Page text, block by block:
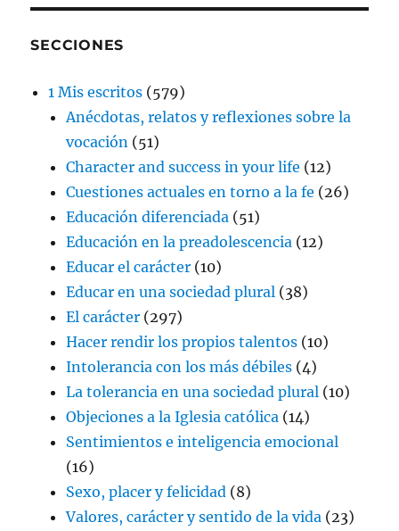
SECCIONES
1 Mis escritos (579)
Anécdotas, relatos y reflexiones sobre la
vocación (51)
Character and success in your life (12)
Cuestiones actuales en torno a la fe (26)
Educación diferenciada (51)
Educación en la preadolescencia (12)
Educar el carácter (10)
Educar en una sociedad plural (38)
El carácter (297)
Hacer rendir los propios talentos (10)
Intolerancia con los más débiles (4)
La tolerancia en una sociedad plural (10)
Objeciones a la Iglesia católica (14)
Sentimientos e inteligencia emocional
(16)
Sexo, placer y felicidad (8)
Valores, carácter y sentido de la vida (23)